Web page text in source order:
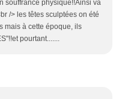
souffrance physique!!Ainsi va
/> les têtes sculptées on été
mais à cette époque, ils
pourtant.......